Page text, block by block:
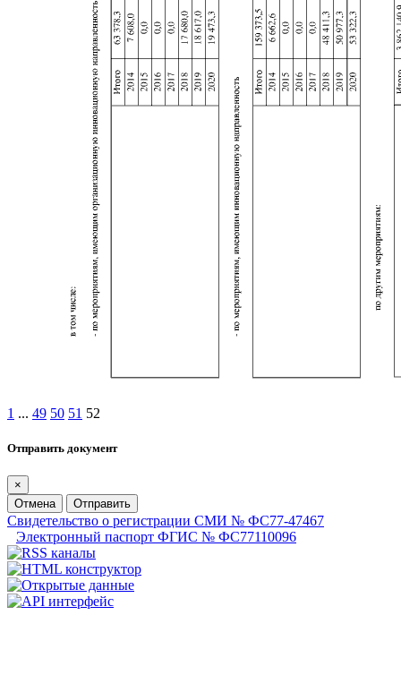
1 ... 49 50 51 52
Отправить документ
×
Отмена
Отправить
Свидетельство о регистрации СМИ № ФС77-47467
Электронный паспорт ФГИС № ФС77110096